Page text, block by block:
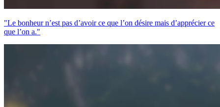
"Le bonheur n’est pas d’avoir ce que l’on désire mais d’apprécier ce
que l’on a."